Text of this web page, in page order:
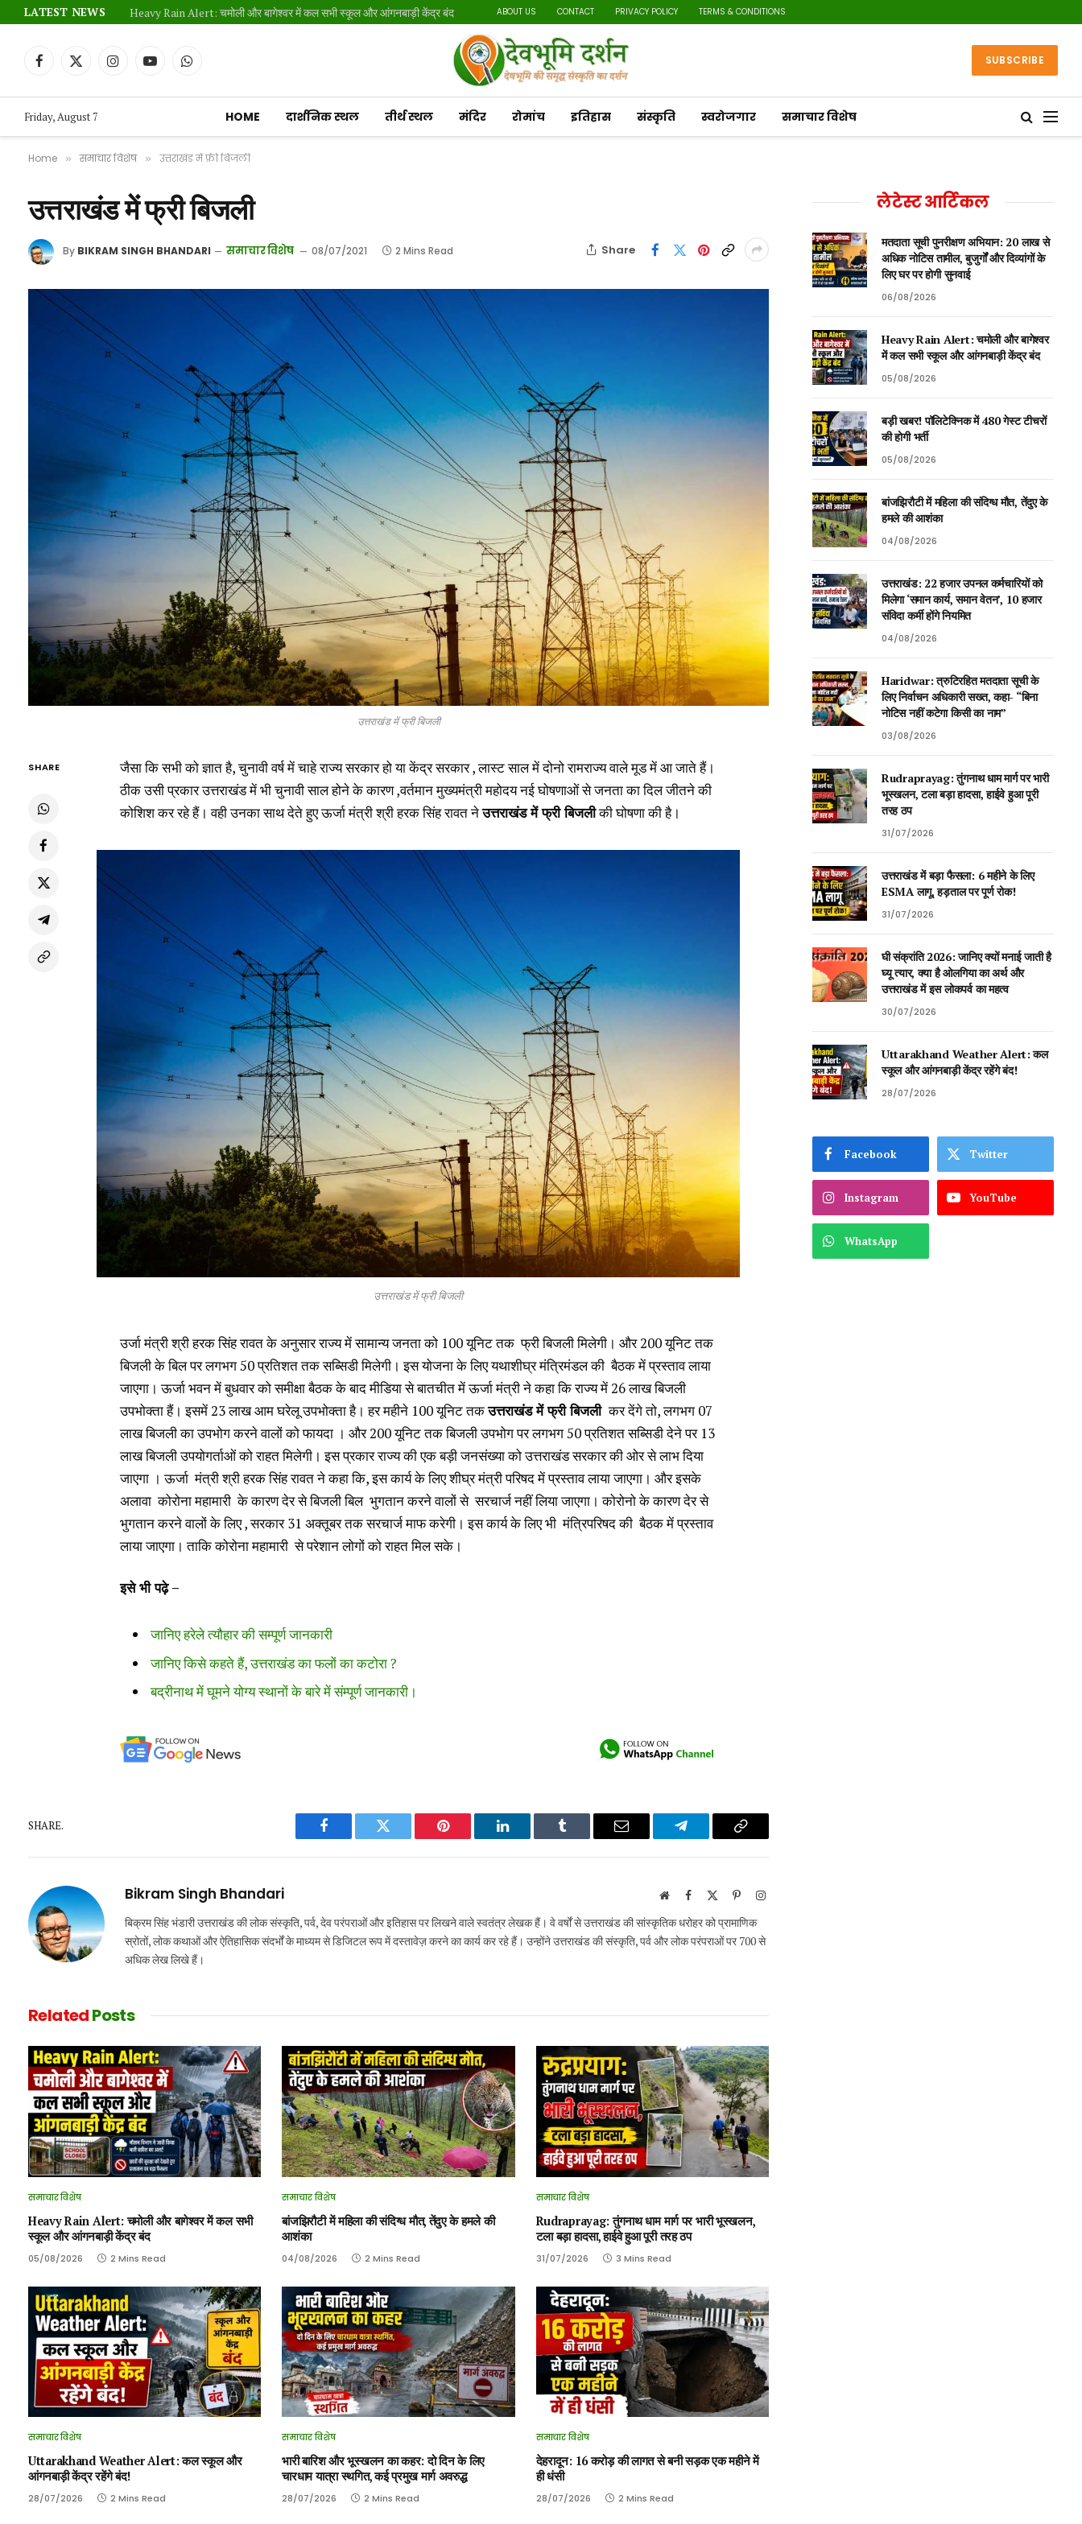
LATEST NEWS Heavy Rain Alert: चमोली और बागेश्वर में कल सभी स्कूल और आंगनबाड़ी केंद्र बंद ABOUT US CONTACT PRIVACY POLICY TERMS & CONDITIONS
Facebook
X
InstagramYouTubeWhatsApp SUBSCRIBE
Friday, August 7 HOME दार्शनिक स्थल तीर्थ स्थल मंदिर रोमांच इतिहास संस्कृति स्वरोजगार समाचार विशेष
Home » समाचार विशेष » उत्तराखंड में फ्री बिजली
उत्तराखंड में फ्री बिजली
By BIKRAM SINGH BHANDARI समाचार विशेष 08/07/2021 2 Mins Read Share
उत्तराखंड में फ्री बिजली
SHARE
जैसा कि सभी को ज्ञात है, चुनावी वर्ष में चाहे राज्य सरकार हो या केंद्र सरकार , लास्ट साल में दोनो रामराज्य वाले मूड में आ जाते हैं।
ठीक उसी प्रकार उत्तराखंड में भी चुनावी साल होने के कारण ,वर्तमान मुख्यमंत्री महोदय नई घोषणाओं से जनता का दिल जीतने की
कोशिश कर रहे हैं। वही उनका साथ देते हुए ऊर्जा मंत्री श्री हरक सिंह रावत नेउत्तराखंड में फ्री बिजलीकी घोषणा की है।
उत्तराखंड में फ्री बिजली
उर्जा मंत्री श्री हरक सिंह रावत के अनुसार राज्य में सामान्य जनता को 100 यूनिट तक फ्री बिजली मिलेगी। और 200 यूनिट तक
बिजली के बिल पर लगभग 50 प्रतिशत तक सब्सिडी मिलेगी। इस योजना के लिए यथाशीघ्र मंत्रिमंडल की बैठक में प्रस्ताव लाया
जाएगा। ऊर्जा भवन में बुधवार को समीक्षा बैठक के बाद मीडिया से बातचीत में ऊर्जा मंत्री ने कहा कि राज्य में 26 लाख बिजली
उपभोक्ता हैं। इसमें 23 लाख आम घरेलू उपभोक्ता है। हर महीने 100 यूनिट तकउत्तराखंड में फ्री बिजली कर देंगे तो, लगभग 07
लाख बिजली का उपभोग करने वालों को फायदा । और 200 यूनिट तक बिजली उपभोग पर लगभग 50 प्रतिशत सब्सिडी देने पर 13
लाख बिजली उपयोगर्ताओं को राहत मिलेगी। इस प्रकार राज्य की एक बड़ी जनसंख्या को उत्तराखंड सरकार की ओर से लाभ दिया
जाएगा । ऊर्जा मंत्री श्री हरक सिंह रावत ने कहा कि, इस कार्य के लिए शीघ्र मंत्री परिषद में प्रस्ताव लाया जाएगा। और इसके
अलावा कोरोना महामारी के कारण देर से बिजली बिल भुगतान करने वालों से सरचार्ज नहीं लिया जाएगा। कोरोनो के कारण देर से
भुगतान करने वालों के लिए , सरकार 31 अक्तूबर तक सरचार्ज माफ करेगी। इस कार्य के लिए भी मंत्रिपरिषद की बैठक में प्रस्ताव
लाया जाएगा। ताकि कोरोना महामारी से परेशान लोगों को राहत मिल सके।
इसे भी पढ़े –
जानिए हरेले त्यौहार की सम्पूर्ण जानकारी
जानिए किसे कहते हैं, उत्तराखंड का फलों का कटोरा ?
बद्रीनाथ में घूमने योग्य स्थानों के बारे में संम्पूर्ण जानकारी।
SHARE.
Facebook Twitter Pinterest LinkedIn Tumblr Email Telegram Copy
Bikram Singh Bhandari WebsiteFacebook PinterestInstagram
बिक्रम सिंह भंडारी उत्तराखंड की लोक संस्कृति, पर्व, देव परंपराओं और इतिहास पर लिखने वाले स्वतंत्र लेखक हैं। वे वर्षों से उत्तराखंड की सांस्कृतिक धरोहर को प्रामाणिक
स्रोतों, लोक कथाओं और ऐतिहासिक संदर्भों के माध्यम से डिजिटल रूप में दस्तावेज़ करने का कार्य कर रहे हैं। उन्होंने उत्तराखंड की संस्कृति, पर्व और लोक परंपराओं पर 700 से
अधिक लेख लिखे हैं।
RelatedPosts
समाचार विशेष
Heavy Rain Alert: चमोली और बागेश्वर में कल सभी
स्कूल और आंगनबाड़ी केंद्र बंद
05/08/2026 2 Mins Read
समाचार विशेष
बांजझिरौटी में महिला की संदिग्ध मौत, तेंदुए के हमले की
आशंका
04/08/2026 2 Mins Read
समाचार विशेष
Rudraprayag: तुंगनाथ धाम मार्ग पर भारी भूस्खलन,
टला बड़ा हादसा, हाईवे हुआ पूरी तरह ठप
31/07/2026 3 Mins Read
समाचार विशेष
Uttarakhand Weather Alert: कल स्कूल और
आंगनबाड़ी केंद्र रहेंगे बंद!
28/07/2026 2 Mins Read
समाचार विशेष
भारी बारिश और भूस्खलन का कहर: दो दिन के लिए
चारधाम यात्रा स्थगित, कई प्रमुख मार्ग अवरुद्ध
28/07/2026 2 Mins Read
समाचार विशेष
देहरादून: 16 करोड़ की लागत से बनी सड़क एक महीने में
ही धंसी
28/07/2026 2 Mins Read
लेटेस्ट आर्टिकल
मतदाता सूची पुनरीक्षण अभियान: 20 लाख से
अधिक नोटिस तामील, बुजुर्गों और दिव्यांगों के
लिए घर पर होगी सुनवाई
06/08/2026
Heavy Rain Alert: चमोली और बागेश्वर
में कल सभी स्कूल और आंगनबाड़ी केंद्र बंद
05/08/2026
बड़ी खबर! पॉलिटेक्निक में 480 गेस्ट टीचरों
की होगी भर्ती
05/08/2026
बांजझिरौटी में महिला की संदिग्ध मौत, तेंदुए के
हमले की आशंका
04/08/2026
उत्तराखंड: 22 हजार उपनल कर्मचारियों को
मिलेगा ‘समान कार्य, समान वेतन’, 10 हजार
संविदा कर्मी होंगे नियमित
04/08/2026
Haridwar: त्रुटिरहित मतदाता सूची के
लिए निर्वाचन अधिकारी सख्त, कहा- “बिना
नोटिस नहीं कटेगा किसी का नाम”
03/08/2026
Rudraprayag: तुंगनाथ धाम मार्ग पर भारी
भूस्खलन, टला बड़ा हादसा, हाईवे हुआ पूरी
तरह ठप
31/07/2026
उत्तराखंड में बड़ा फैसला: 6 महीने के लिए
ESMA लागू, हड़ताल पर पूर्ण रोक!
31/07/2026
घी संक्रांति 2026: जानिए क्यों मनाई जाती है
घ्यू त्यार, क्या है ओलगिया का अर्थ और
उत्तराखंड में इस लोकपर्व का महत्व
30/07/2026
Uttarakhand Weather Alert: कल
स्कूल और आंगनबाड़ी केंद्र रहेंगे बंद!
28/07/2026
Facebook Twitter
Instagram YouTube
WhatsApp